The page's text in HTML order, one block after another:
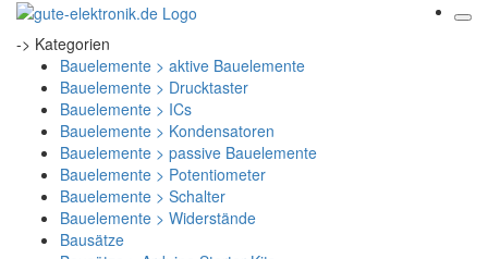
-> Kategorien
Bauelemente > aktive Bauelemente
Bauelemente > Drucktaster
Bauelemente > ICs
Bauelemente > Kondensatoren
Bauelemente > passive Bauelemente
Bauelemente > Potentiometer
Bauelemente > Schalter
Bauelemente > Widerstände
Bausätze